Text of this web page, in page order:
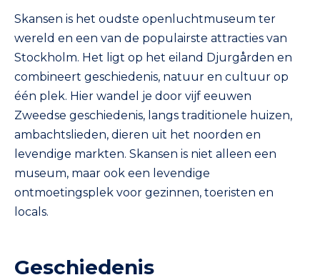
Skansen is het oudste openluchtmuseum ter
wereld en een van de populairste attracties van
Stockholm. Het ligt op het eiland Djurgården en
combineert geschiedenis, natuur en cultuur op
één plek. Hier wandel je door vijf eeuwen
Zweedse geschiedenis, langs traditionele huizen,
ambachtslieden, dieren uit het noorden en
levendige markten. Skansen is niet alleen een
museum, maar ook een levendige
ontmoetingsplek voor gezinnen, toeristen en
locals.
Geschiedenis